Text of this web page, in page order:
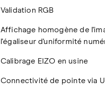
Validation RGB
Affichage homogène de
l'égaliseur d'uniformité
Calibrage EIZO en usine
Connectivité de pointe via